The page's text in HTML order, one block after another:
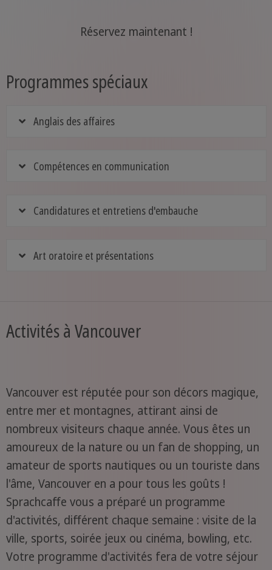
Réservez maintenant !
Programmes spéciaux
Anglais des affaires
Compétences en communication
Candidatures et entretiens d'embauche
Art oratoire et présentations
Activités à Vancouver
Vancouver est réputée pour son décors magique,
entre mer et montagnes, attirant ainsi de
nombreux visiteurs chaque année. Vous êtes un
amoureux de la nature ou un fan de shopping, un
amateur de sports nautiques ou un touriste dans
l'âme, Vancouver en a pour tous les goûts !
Sprachcaffe vous a préparé un programme
d'activités, différent chaque semaine : visite de la
ville, sports, soirée jeux ou cinéma, bowling, etc.
Votre programme d'activités fera de votre séjour